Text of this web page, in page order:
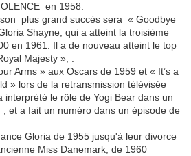
en 1958.
plus grand succès sera « Goodbye
Shayne, qui a atteint la troisième
en 1961. Il a de nouveau atteint le top
Majesty », .
Arms » aux Oscars de 1959 et « It’s a
» lors de la retransmission télévisée
interprété le rôle de Yogi Bear dans un
; et a fait un numéro dans un épisode de
Gloria de 1955 jusqu'à leur divorce
Miss Danemark, de 1960